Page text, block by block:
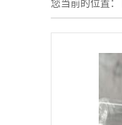
您当前的位置：